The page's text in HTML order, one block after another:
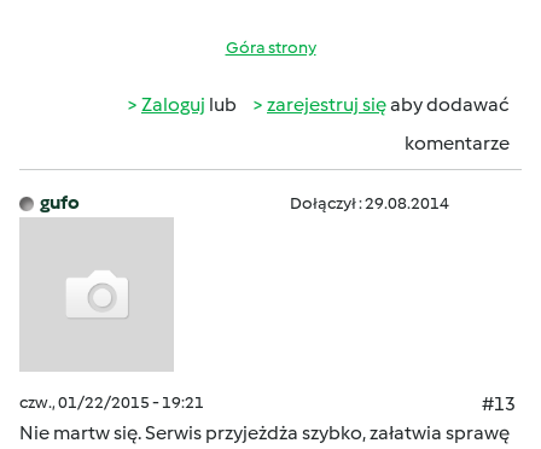
Góra strony
Zaloguj lub zarejestruj sięaby dodawać
komentarze
gufo Dołączył : 29.08.2014
czw., 01/22/2015 - 19:21
#13
Nie martw się. Serwis przyjeżdża szybko, załatwia sprawę